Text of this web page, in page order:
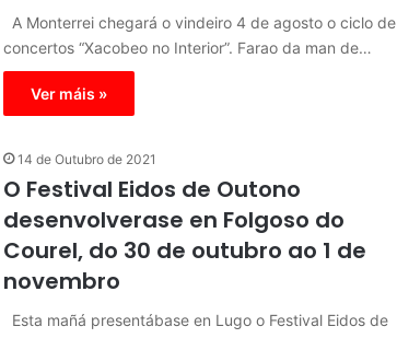
A Monterrei chegará o vindeiro 4 de agosto o ciclo de
concertos “Xacobeo no Interior”. Farao da man de…
Ver máis »
14 de Outubro de 2021
O Festival Eidos de Outono
desenvolverase en Folgoso do
Courel, do 30 de outubro ao 1 de
novembro
Esta mañá presentábase en Lugo o Festival Eidos de